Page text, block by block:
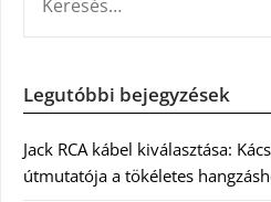
Legutóbbi bejegyzések
Jack RCA kábel kiválasztása:
útmutatója a tökéletes